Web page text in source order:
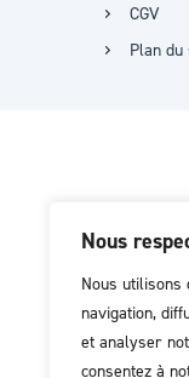
Nous
Nous utilisons
navigation,
et analyser
consentez à
CGV
Plan du